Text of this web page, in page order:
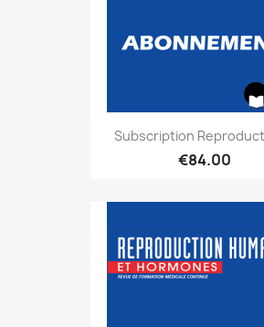
Subscription
€84.00